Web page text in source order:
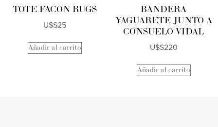
TOTE FACON RUGS
U$S25
Añadir al carrito
BANDERA
YAGUARETE JUNTO A
CONSUELO VIDAL
U$S220
Añadir al carrito